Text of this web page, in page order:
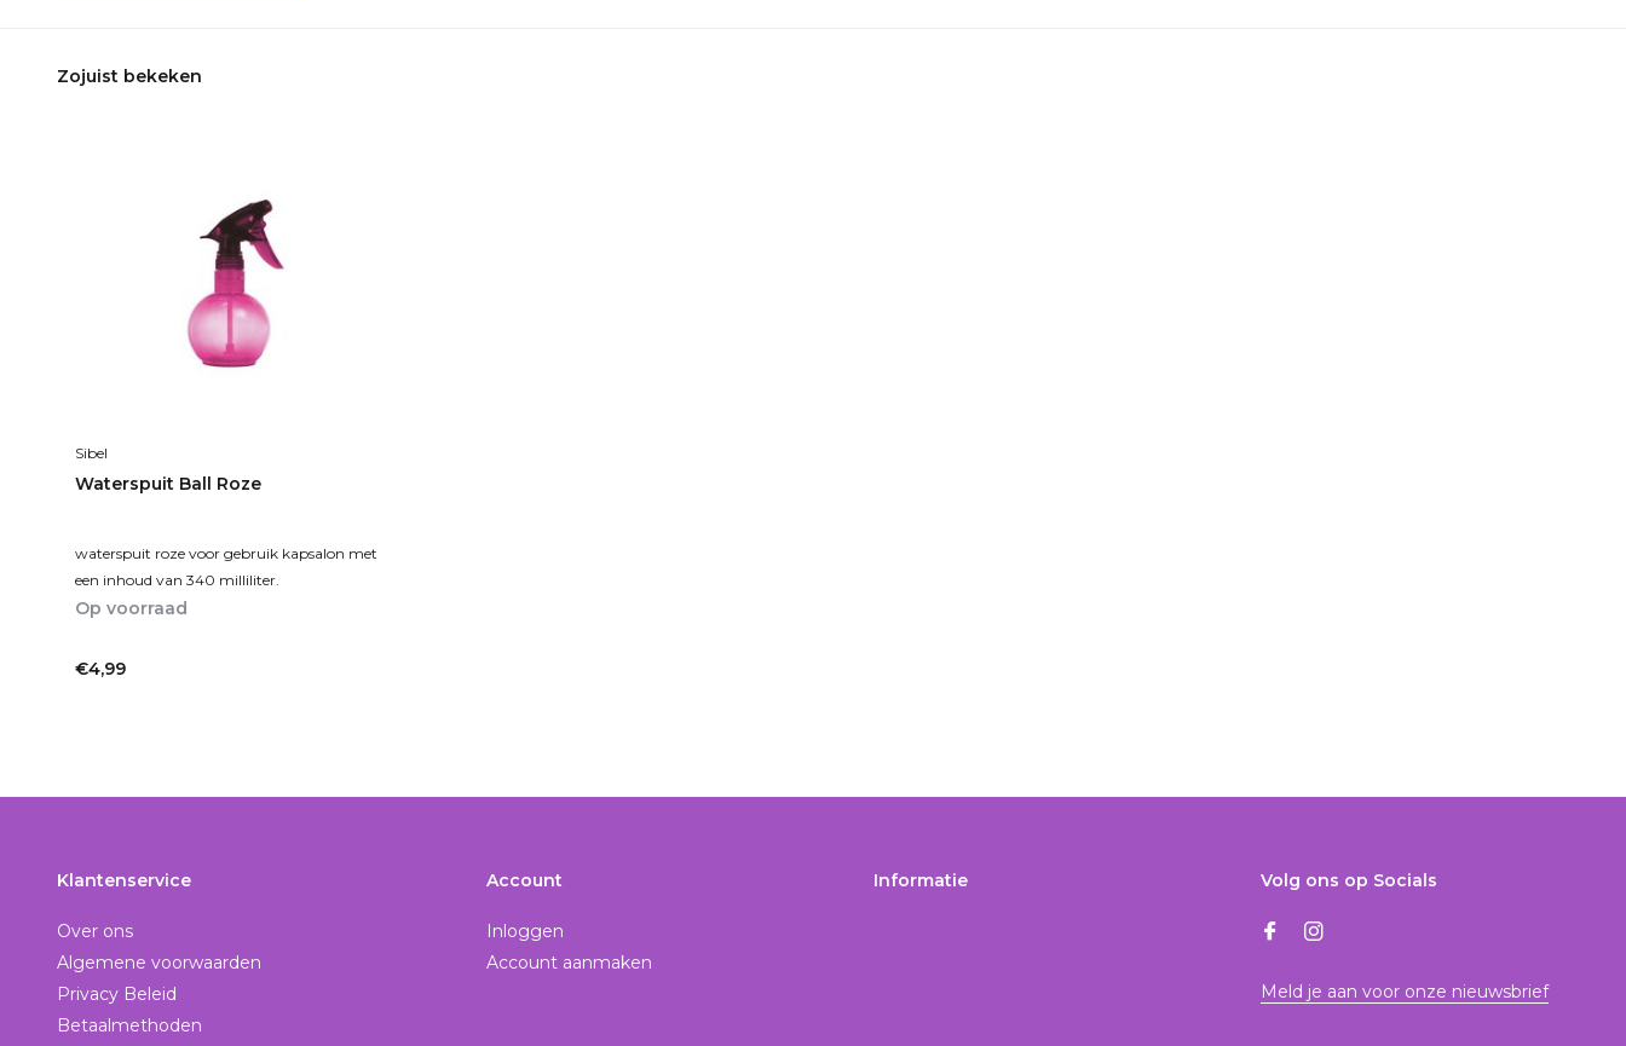
Zojuist bekeken
Sibel
Waterspuit Ball Roze
waterspuit roze voor gebruik kapsalon met
een inhoud van 340 milliliter.
Op voorraad
€4,99
Klantenservice
Over ons
Algemene voorwaarden
Privacy Beleid
Betaalmethoden
Account
Inloggen
Account aanmaken
Informatie Volg ons op Socials
Meld je aan voor onze nieuwsbrief